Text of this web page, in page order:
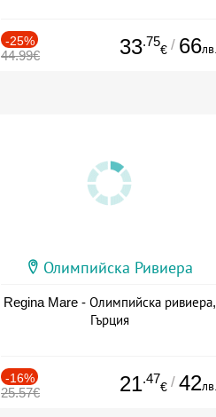
-25%
44.99€ 33.75
€ / 66лв.
Олимпийска Ривиера
Regina Mare - Олимпийска ривиера,
Гърция
-16%
25.57€ 21.47
€ / 42лв.